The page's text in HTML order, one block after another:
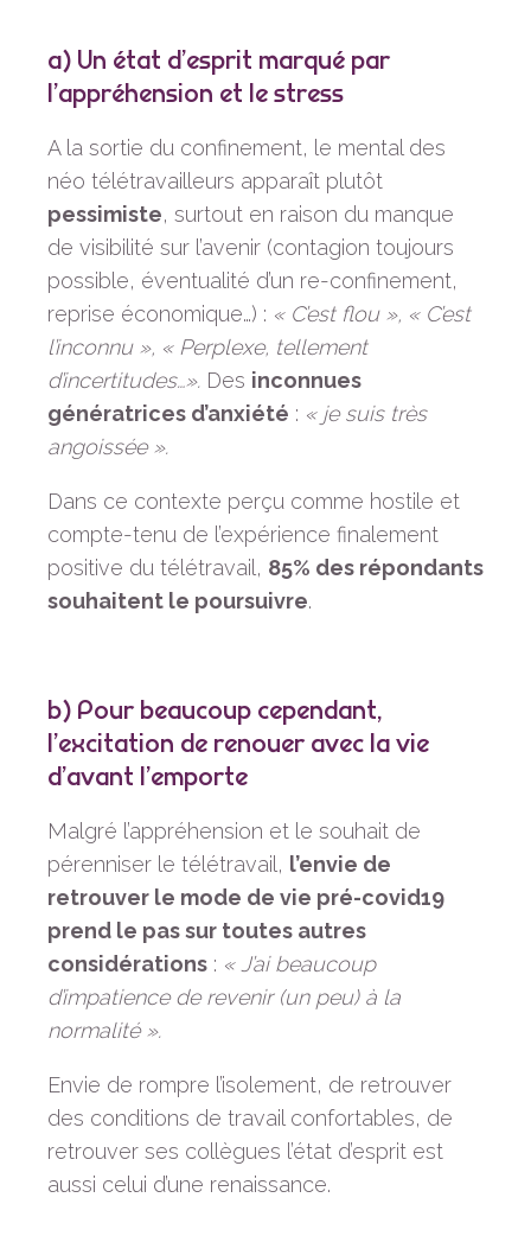
a) Un état d’esprit marqué par
l’appréhension et le stress
A la sortie du confinement, le mental des
néo télétravailleurs apparaît plutôt
pessimiste, surtout en raison du manque
de visibilité sur l’avenir (contagion toujours
possible, éventualité d’un re-confinement,
reprise économique…) : « C’est flou », « C’est
l’inconnu », « Perplexe, tellement
d’incertitudes…». Des inconnues
génératrices d’anxiété : « je suis très
angoissée ».
Dans ce contexte perçu comme hostile et
compte-tenu de l’expérience finalement
positive du télétravail, 85% des répondants
souhaitent le poursuivre.
b) Pour beaucoup cependant,
l’excitation de renouer avec la vie
d’avant l’emporte
Malgré l’appréhension et le souhait de
pérenniser le télétravail, l’envie de
retrouver le mode de vie pré-covid19
prend le pas sur toutes autres
considérations : « J’ai beaucoup
d’impatience de revenir (un peu) à la
normalité ».
Envie de rompre l’isolement, de retrouver
des conditions de travail confortables, de
retrouver ses collègues l’état d’esprit est
aussi celui d’une renaissance.